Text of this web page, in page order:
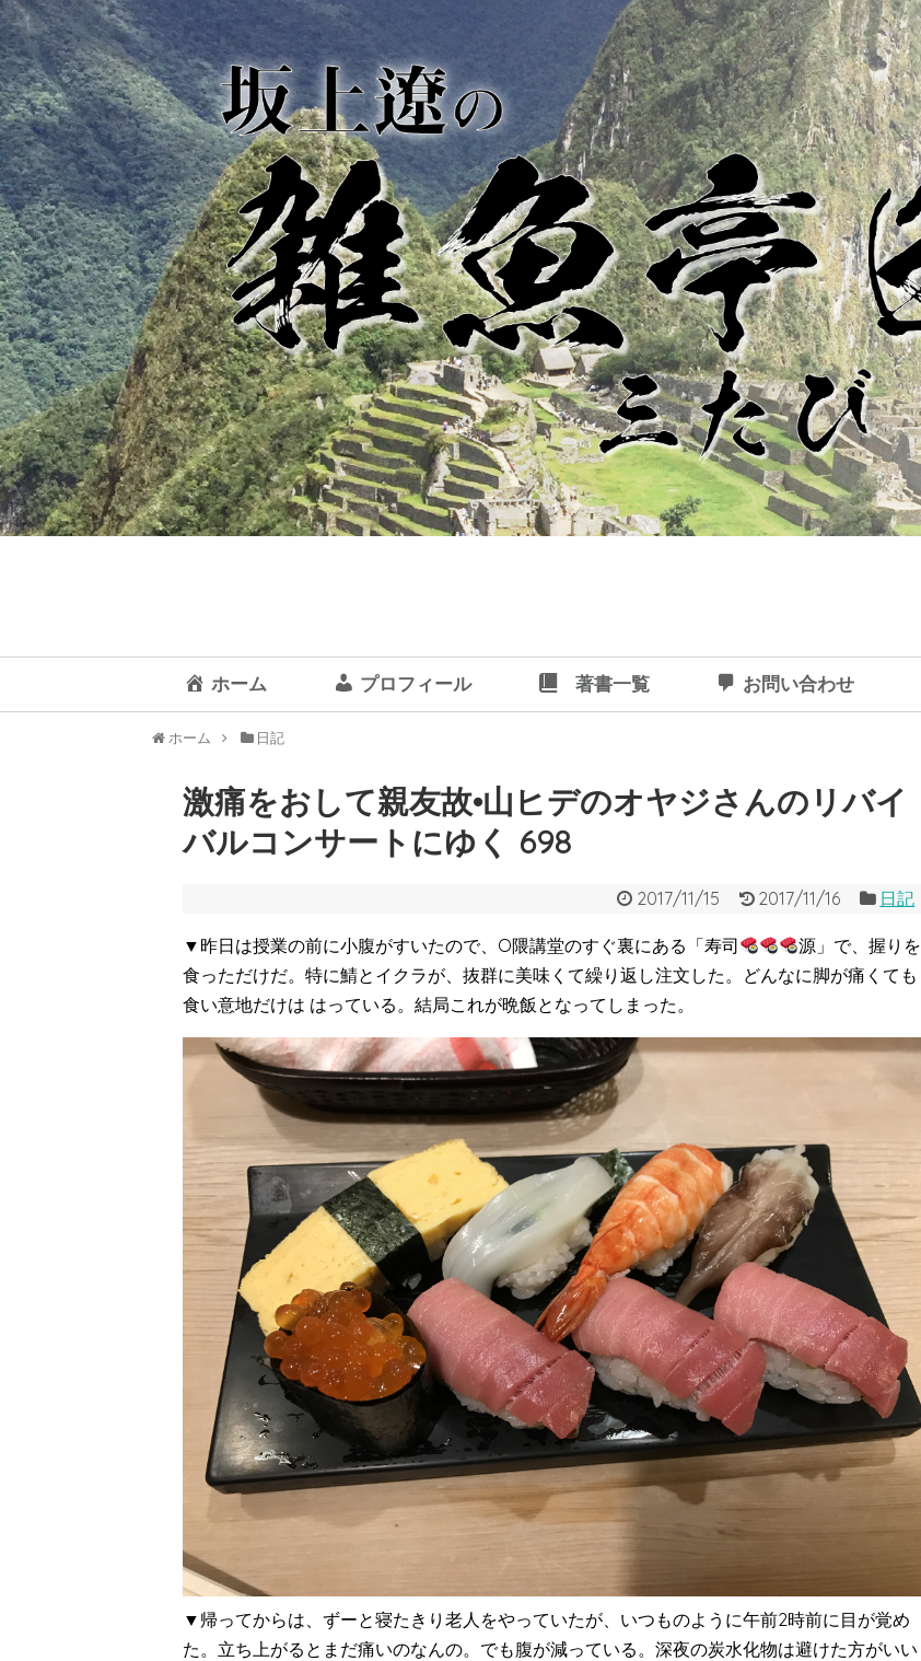
ホーム プロフィール 著書一覧 お問い合わせ
ホーム 日記
激痛をおして親友故•山ヒデのオヤジさんのリバイ
バルコンサートにゆく 698
2017/11/15 2017/11/16 日記
▼昨日は授業の前に小腹がすいたので、O隈講堂のすぐ裏にある「寿司
源」で、握りを
食っただけだ。特に鯖とイクラが、抜群に美味くて繰り返し注文した。どんなに脚が痛くても
食い意地だけは はっている。結局これが晩飯となってしまった。
▼帰ってからは、ずーと寝たきり老人をやっていたが、いつものように午前2時前に目が覚め
た。立ち上がるとまだ痛いのなんの。でも腹が減っている。深夜の炭水化物は避けた方がいい